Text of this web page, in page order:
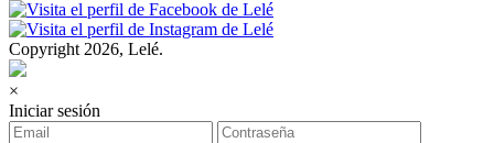
Copyright 2026, Lelé.
×
Iniciar sesión